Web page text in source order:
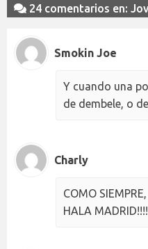
24 comentarios en:
Smokin Joe
Y cuando una
de dembele, o
Charly
COMO
HALA